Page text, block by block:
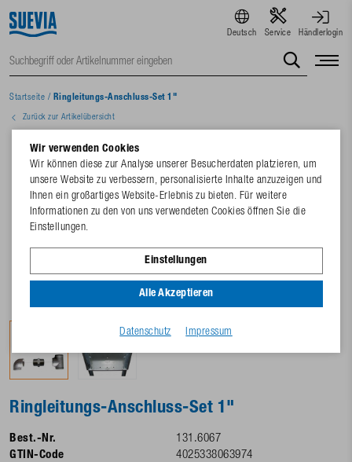
Deutsch Service Händlerlogin
Startseite / Ringleitungs-Anschluss-Set 1"
Zurück zur Artikelübersicht
Ringleitungs-Anschluss-Set 1"
Best.-Nr.
131.6067
GTIN-Code
4025338063974
Wir verwenden Cookies
Wir können diese zur Analyse unserer Besucherdaten platzieren, um
unsere Website zu verbessern, personalisierte Inhalte anzuzeigen und
Ihnen ein großartiges Website-Erlebnis zu bieten. Für weitere
Informationen zu den von uns verwendeten Cookies öffnen Sie die
Einstellungen.
Einstellungen
Alle Akzeptieren
Datenschutz Impressum